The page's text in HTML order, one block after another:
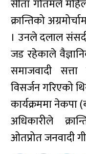
सीता गौतमले
क्रान्तिको
। उनले दलाल
जड रहेकाले
समाजवादी
विसर्जन गरिएको
कार्यक्रममा
अधिकारीले
ओतप्रोत जनवादी